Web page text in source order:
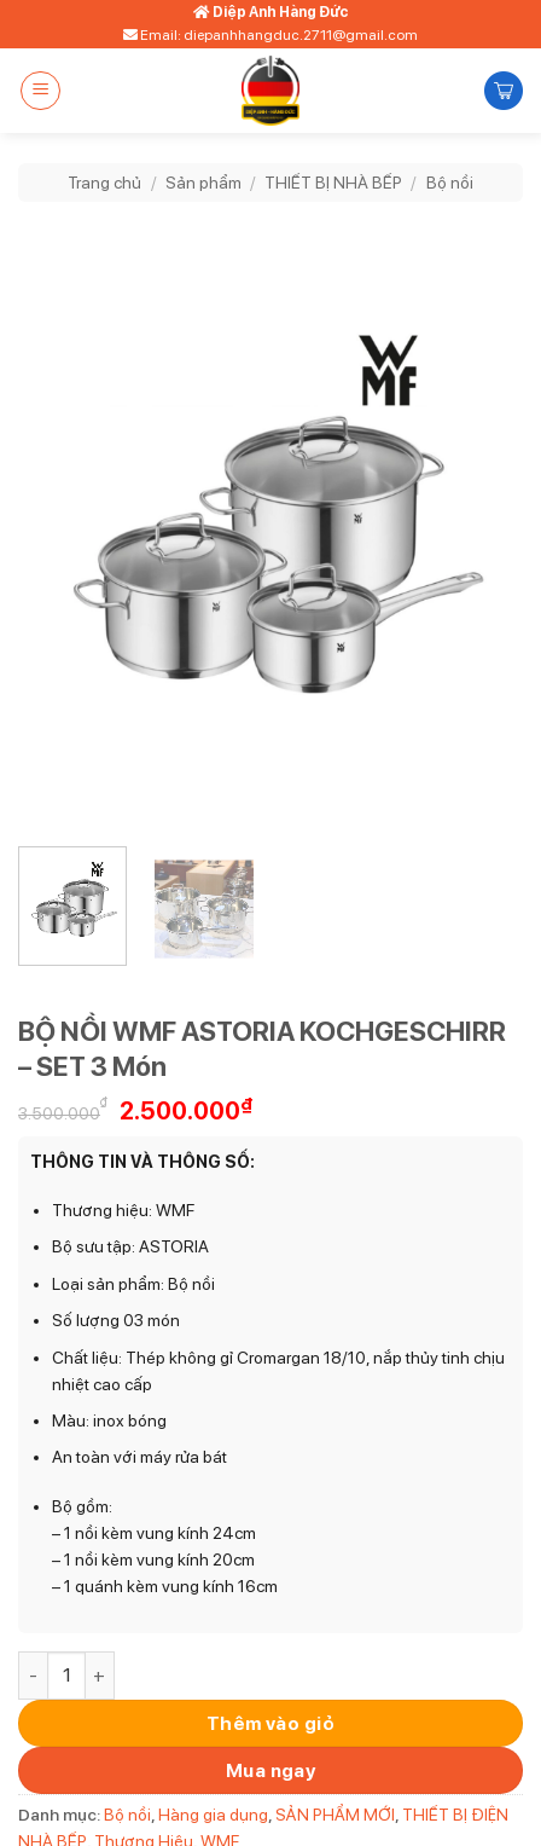
qua
dung
Diệp Anh Hàng Đức
Email: diepanhhangduc.2711@gmail.com
Trang chủ / Sản phẩm / THIẾT BỊ NHÀ BẾP / Bộ nồi
BỘ NỒI WMF ASTORIA KOCHGESCHIRR
– SET 3 Món
3.500.000
₫
Giá
là:
2.500.000₫
tại
THÔNG TIN VÀ THÔNG SỐ:
Thương hiệu: WMF
Bộ sưu tập: ASTORIA
Loại sản phẩm: Bộ nồi
Số lượng 03 món
Chất liệu: Thép không gỉ Cromargan 18/10, nắp thủy tinh chịu
nhiệt cao cấp
Màu: inox bóng
An toàn với máy rửa bát
Bộ gồm:
– 1 nồi kèm vung kính 24cm
– 1 nồi kèm vung kính 20cm
– 1 quánh kèm vung kính 16cm
BỘ NỒI WMF ASTORIA KOCHGESCHIRR - SET 3 Món số lượng
Thêm vào giỏ
Mua ngay
Danh mục:Bộ nồi Hàng gia dụng SẢN PHẨM MỚI THIẾT BỊ ĐIỆN
NHÀ BẾP Thương Hiệu WMF